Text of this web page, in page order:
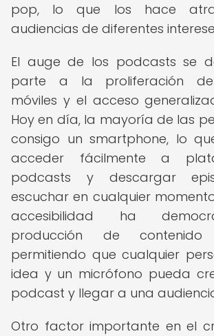
pop, lo que los hace
audiencias de diferentes
El auge de los podcasts se
parte a la proliferación de
móviles y el acceso
Hoy en día, la mayoría de las
consigo un smartphone, lo
acceder fácilmente a
podcasts y descargar
escuchar en cualquier
accesibilidad ha
producción de
permitiendo que cualquier
idea y un micrófono pueda
podcast y llegar a una
Otro factor importante en el